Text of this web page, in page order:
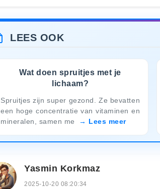
LEES OOK
Wat doen spruitjes met je
lichaam?
Spruitjes zijn super gezond. Ze bevatten
een hoge concentratie van vitaminen en
mineralen, samen me
Lees meer
Yasmin Korkmaz
2025-10-20 08:20:34